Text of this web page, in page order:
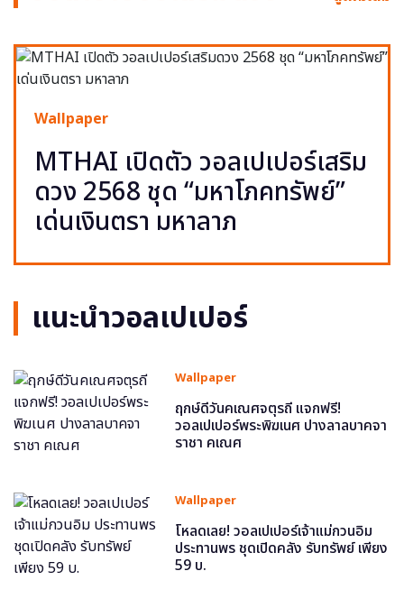
Wallpaper
MTHAI เปิดตัว วอลเปเปอร์เสริม
ดวง 2568 ชุด “มหาโภคทรัพย์”
เด่นเงินตรา มหาลาภ
แนะนำวอลเปเปอร์
Wallpaper
ฤกษ์ดีวันคเณศจตุรถี แจกฟรี!
วอลเปเปอร์พระพิฆเนศ ปางลาลบาคจา
ราชา คเณศ
Wallpaper
โหลดเลย! วอลเปเปอร์เจ้าแม่กวนอิม
ประทานพร ชุดเปิดคลัง รับทรัพย์ เพียง
59 บ.